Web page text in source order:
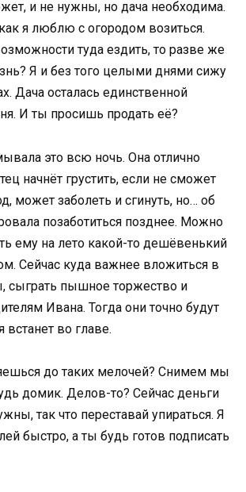
и не нужны, но дача необходима.
я люблю с огородом возиться.
туда ездить, то разве же
Я и без того целыми днями сижу
Дача осталась единственной
И ты просишь продать её?
это всю ночь. Она отлично
начнёт грустить, если не сможет
может заболеть и сгинуть, но… об
позаботиться позднее. Можно
ему на лето какой-то дешёвенький
Сейчас куда важнее вложиться в
сыграть пышное торжество и
Ивана. Тогда они точно будут
встанет во главе.
до таких мелочей? Снимем мы
домик. Делов-то? Сейчас деньги
так что переставай упираться. Я
быстро, а ты будь готов подписать